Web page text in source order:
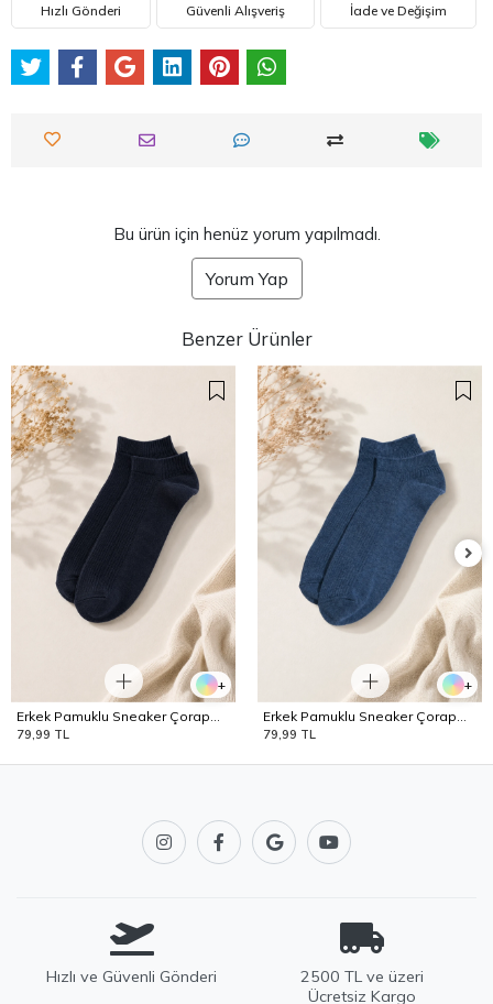
Hızlı Gönderi Güvenli Alışveriş İade ve Değişim
Bu ürün için henüz yorum yapılmadı.
Yorum Yap
Benzer Ürünler
+
Erkek Pamuklu Sneaker Çorap
Lacivert
79,99 TL
+
Erkek Pamuklu Sneaker Çorap
Mavi
79,99 TL
Hızlı ve Güvenli Gönderi
2500 TL ve üzeri
Ücretsiz Kargo